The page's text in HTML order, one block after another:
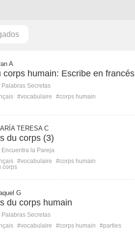
A
corps humain: Escribe en francés
Palabras Secretas
#vocabulaire #corps humain
TERESA C
du corps (3)
Encuentra la Pareja
#vocabulaire
#corps humain
corps
G
du corps humain
Palabras Secretas
#vocabulaire #corps humain #parties